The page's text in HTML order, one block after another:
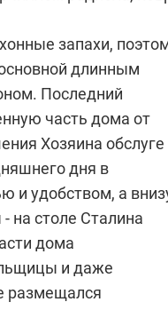
запахи,
длинным
Последний
часть дома от
Хозяина обслуге
дня в
и удобством, а
на столе Сталина
дома
и даже
размещался